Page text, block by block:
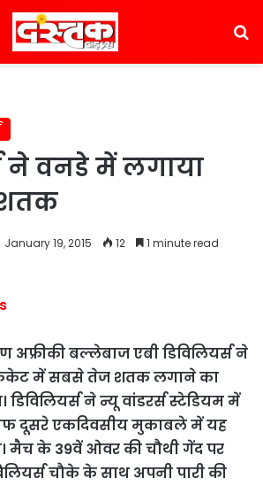
ने वनडे में लगाया
January 19, 2015 12 1 minute read
अफ्रीकी बल्लेबाज एबी डिविलियर्स ने
में सबसे तेज शतक लगाने का
डिविलियर्स ने न्यू वांडरर्स स्टेडियम में
दूसरे एकदिवसीय मुकाबले में यह
मैच के 39वें ओवर की चौथी गेंद पर
चौके के साथ अपनी पारी की